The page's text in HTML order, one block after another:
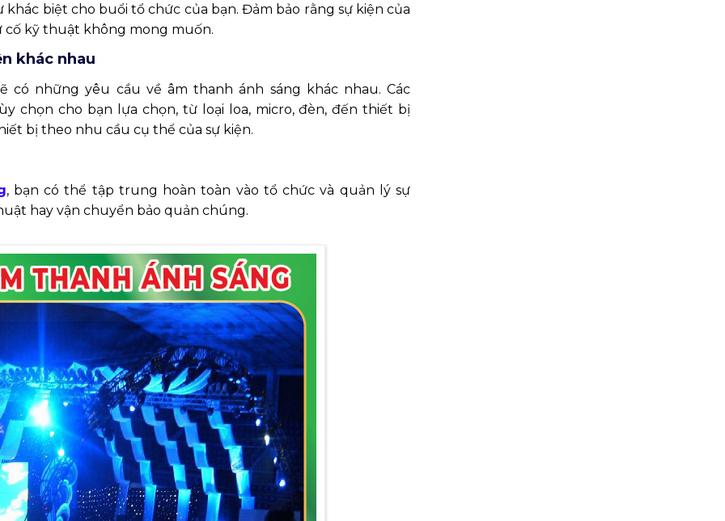
biệt cho buổi tổ chức của bạn. Đảm bảo rằng sự kiện của
cố kỹ thuật không mong muốn.
khác nhau
có những yêu cầu về âm thanh ánh sáng khác nhau. Các
chọn cho bạn lựa chọn, từ loại loa, micro, đèn, đến thiết bị
bị theo nhu cầu cụ thể của sự kiện.
, bạn có thể tập trung hoàn toàn vào tổ chức và quản lý sự
hay vận chuyển bảo quản chúng.